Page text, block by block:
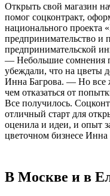
Открыть свой магазин
помог соцконтракт,
национального проекта
предпринимательство и
предпринимательской
— Небольшие сомнения
убеждали, что на цветы
Инна Багрова. — Но все
чем отказаться от
Все получилось.
отличный старт для
оценила и идеи, и опыт
цветочном бизнесе Инна
В Москве и в